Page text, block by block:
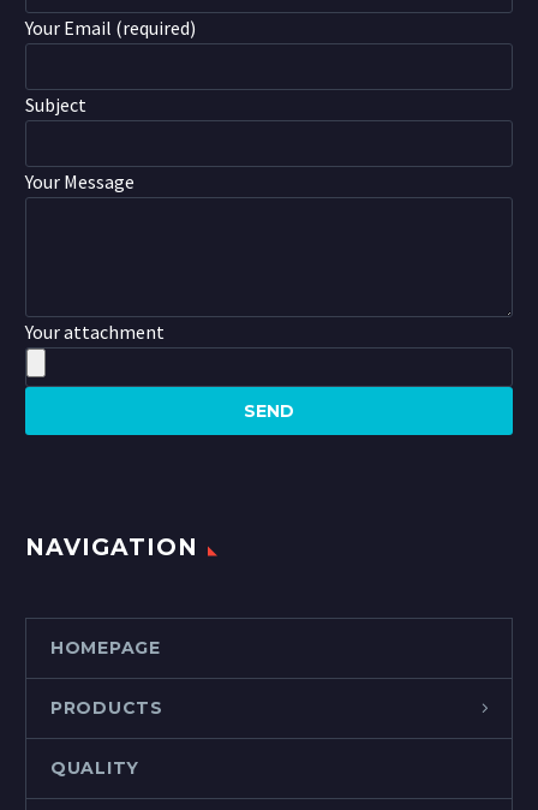
Your Email (required)
Subject
Your Message
Your attachment
NAVIGATION
HOMEPAGE
PRODUCTS
QUALITY